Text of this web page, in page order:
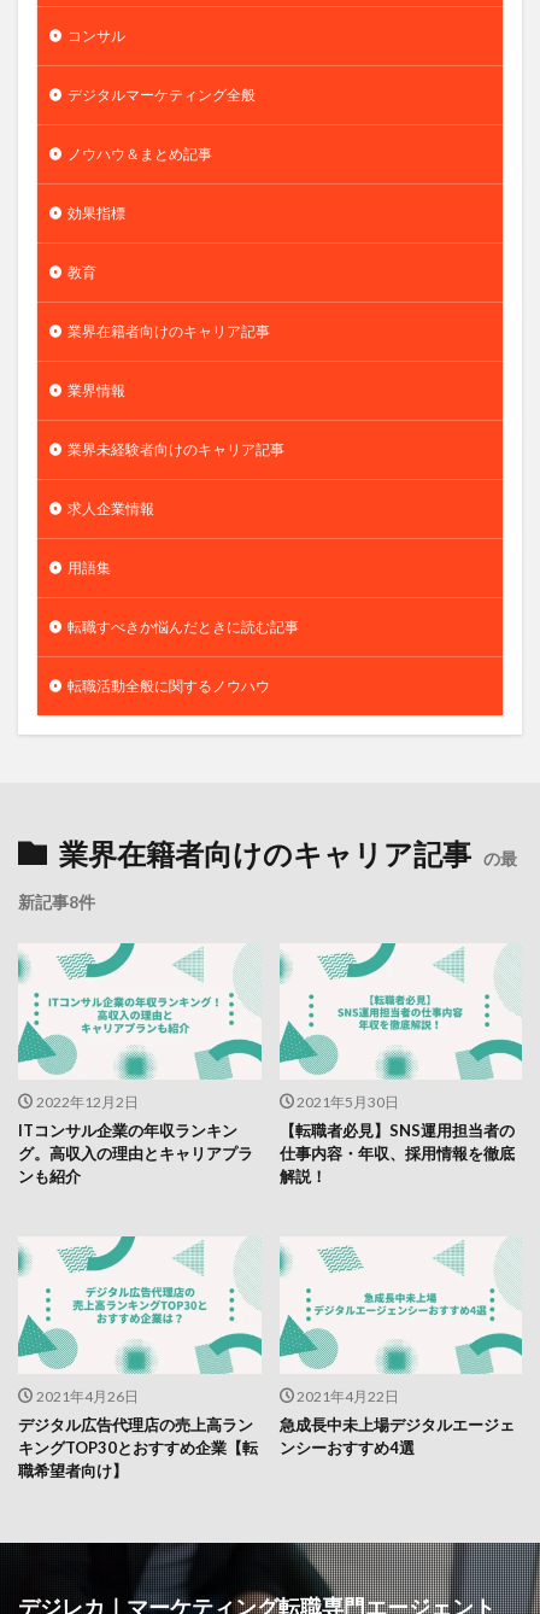
コンサル
デジタルマーケティング全般
ノウハウ＆まとめ記事
効果指標
教育
業界在籍者向けのキャリア記事
業界情報
業界未経験者向けのキャリア記事
求人企業情報
用語集
転職すべきか悩んだときに読む記事
転職活動全般に関するノウハウ
業界在籍者向けのキャリア記事 の最
新記事8件
2022年12月2日
ITコンサル企業の年収ランキン
グ。高収入の理由とキャリアプラ
ンも紹介
2021年5月30日
【転職者必見】SNS運用担当者の
仕事内容・年収、採用情報を徹底
解説！
2021年4月26日
デジタル広告代理店の売上高ラン
キングTOP30とおすすめ企業【転
職希望者向け】
2021年4月22日
急成長中未上場デジタルエージェ
ンシーおすすめ4選
デジレカ｜マーケティング転職専門エージェント